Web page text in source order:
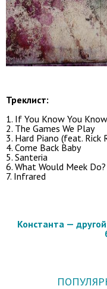
Треклист:
1. If You Know You Know
2. The Games We Play
3. Hard Piano (feat. Rick
4. Come Back Baby
5. Santeria
6. What Would Meek
7. Infrared
Константа —